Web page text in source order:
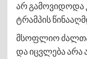
არ გამოვიდოდა
ტრამპის
მსოფლიო
და იცვლება არა